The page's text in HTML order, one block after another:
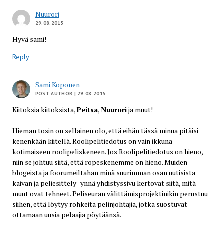
Nuurori
29.08.2015
Hyvä sami!
Reply
Sami Koponen
POST AUTHOR | 29.08.2015
Kiitoksia kiitoksista,Peitsa,Nuurorija muut!
Hieman tosin on sellainen olo, että eihän tässä minua pitäisi
kenenkään kiitellä. Roolipelitiedotus on vain ikkuna
kotimaiseen roolipeliskeneen. Jos Roolipelitiedotus on hieno,
niin se johtuu siitä, että ropeskenemme on hieno. Muiden
blogeista ja foorumeiltahan minä suurimman osan uutisista
kaivan ja peliesittely- ynnä yhdistyssivu kertovat siitä, mitä
muut ovat tehneet. Peliseuran välittämisprojektinikin perustuu
siihen, että löytyy rohkeita pelinjohtajia, jotka suostuvat
ottamaan uusia pelaajia pöytäänsä.